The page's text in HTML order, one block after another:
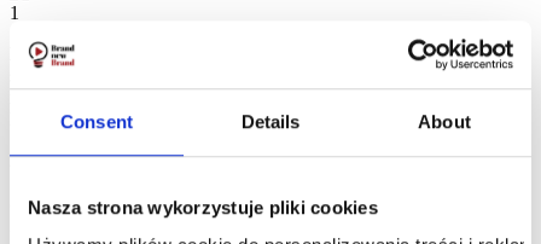
Consent Details About
Nasza strona wykorzystuje pliki cookies
1
Kampanie nastawione na wynik, nie zasięg.
Nie rozliczamy
sukcesu kampanii z liczby kliknięć czy wyświetleń. Skupiamy się
leadów i zwrocie z inwestycji.
2
Strategia zamiast przypadkowych testów.Nie działamy metodą
„sprawdzimy, co zadziała”. Projektujemy kampanie w oparciu